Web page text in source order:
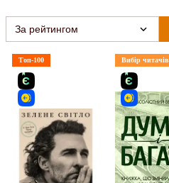
За рейтингом
Топ-100 Вибір читачів